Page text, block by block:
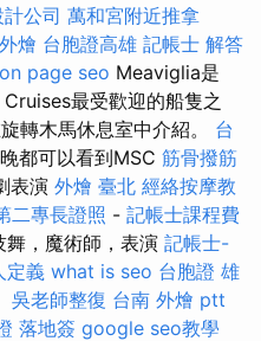
公司 萬和宮附近推拿
燴 台胞證高雄 記帳士 解答
on page seo Meaviglia是
Cruises最受歡迎的船隻之
轉木馬休息室中介紹。 台
都可以看到MSC 筋骨撥筋
表演 外燴 臺北 經絡按摩教
二專長證照 - 記帳士課程費
舞，魔術師，表演 記帳士-
定義 what is seo 台胞證 雄
吳老師整復 台南 外燴 ptt
落地簽 google seo教學